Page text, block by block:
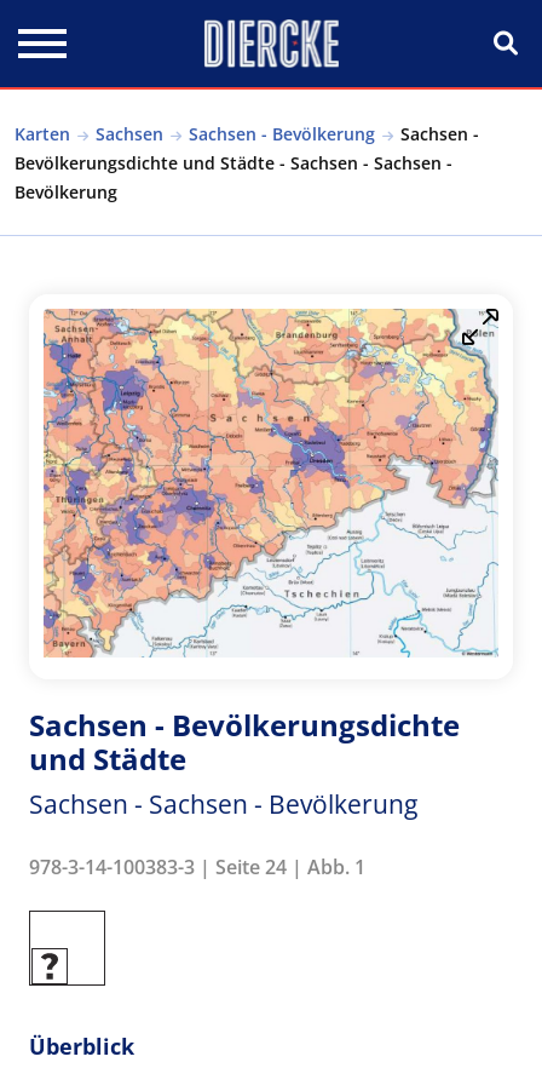
Karten Sachsen Sachsen - Bevölkerung
Sachsen -
Bevölkerungsdichte und Städte - Sachsen - Sachsen -
Bevölkerung
Sachsen - Bevölkerungsdichte
und Städte
Sachsen - Sachsen - Bevölkerung
978-3-14-100383-3 | Seite 24 | Abb. 1
Überblick